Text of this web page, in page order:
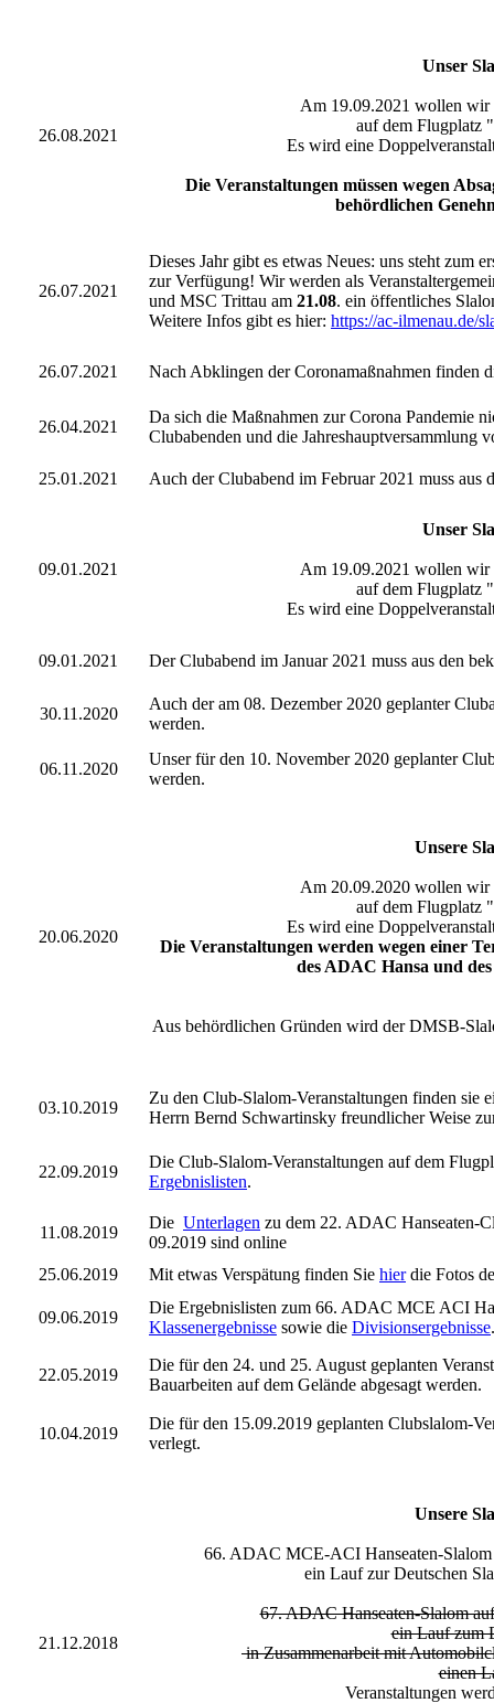
26.08.2021
Unser
Am 19.09.2021 wollen wir
auf dem Flugplatz
Es wird eine
Die Veranstaltungen müssen wegen
behördlichen
26.07.2021
Dieses Jahr gibt es etwas Neues: uns steht zum
zur Verfügung! Wir werden als
und MSC Trittau am 21.08. ein öffentliches
Weitere Infos gibt es hier: https://ac-ilmenau.de/
26.07.2021 Nach Abklingen der Coronamaßnahmen finden
26.04.2021
Da sich die Maßnahmen zur Corona Pandemie
Clubabenden und die Jahreshauptversammlung
25.01.2021 Auch der Clubabend im Februar 2021 muss aus
09.01.2021
Unser
Am 19.09.2021 wollen wir
auf dem Flugplatz
Es wird eine
09.01.2021 Der Clubabend im Januar 2021 muss aus den
30.11.2020
Auch der am 08. Dezember 2020 geplanter
werden.
06.11.2020
Unser für den 10. November 2020 geplanter
werden.
20.06.2020
Unsere
Am 20.09.2020 wollen wir
auf dem Flugplatz
Es wird eine
Die Veranstaltungen werden wegen einer
des ADAC Hansa und
Aus behördlichen Gründen wird der DMSB-
03.10.2019
Zu den Club-Slalom-Veranstaltungen finden sie
Herrn Bernd Schwartinsky freundlicher Weise
22.09.2019
Die Club-Slalom-Veranstaltungen auf dem
Ergebnislisten.
11.08.2019
Die Unterlagen zu dem 22. ADAC Hanseaten-
09.2019 sind online
25.06.2019
Mit etwas Verspätung finden Sie hierdie Fotos
09.06.2019
Die Ergebnislisten zum 66. ADAC MCE ACI
Klassenergebnisse sowie die Divisionsergebnisse
22.05.2019
Die für den 24. und 25. August geplanten
Bauarbeiten auf dem Gelände abgesagt werden.
10.04.2019
Die für den 15.09.2019 geplanten Clubslalom-
verlegt.
21.12.2018
Unsere
66. ADAC MCE-ACI Hanseaten-
ein Lauf zur Deutschen
67. ADAC Hanseaten-Slalom
ein Lauf zum
in Zusammenarbeit mit
einen
Veranstaltungen